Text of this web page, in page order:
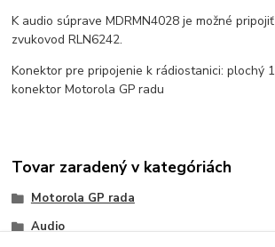
K audio súprave MDRMN4028 je možné
zvukovod RLN6242.
Konektor pre pripojenie k rádiostanici: plochý
konektor Motorola GP radu
Tovar zaradený v kategóriách
Motorola GP rada
Audio